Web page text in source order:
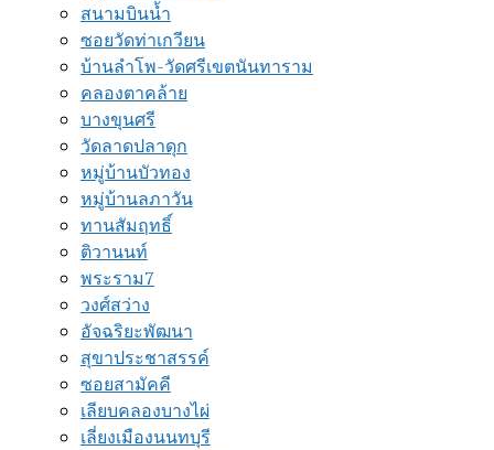
สนามบินน้ำ
ซอยวัดท่าเกวียน
บ้านลำโพ-วัดศรีเขตนันทาราม
คลองตาคล้าย
บางขุนศรี
วัดลาดปลาดุก
หมู่บ้านบัวทอง
หมู่บ้านลภาวัน
ทานสัมฤทธิ์
ติวานนท์
พระราม7
วงศ์สว่าง
อัจฉริยะพัฒนา
สุขาประชาสรรค์
ซอยสามัคคี
เลียบคลองบางไผ่
เลี่ยงเมืองนนทบุรี